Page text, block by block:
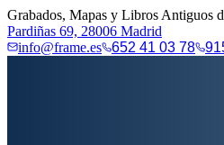
Grabados, Mapas y Libros Antiguos
Pardiñas 69, 28006 Madrid
info@frame.es
652 41 03 78